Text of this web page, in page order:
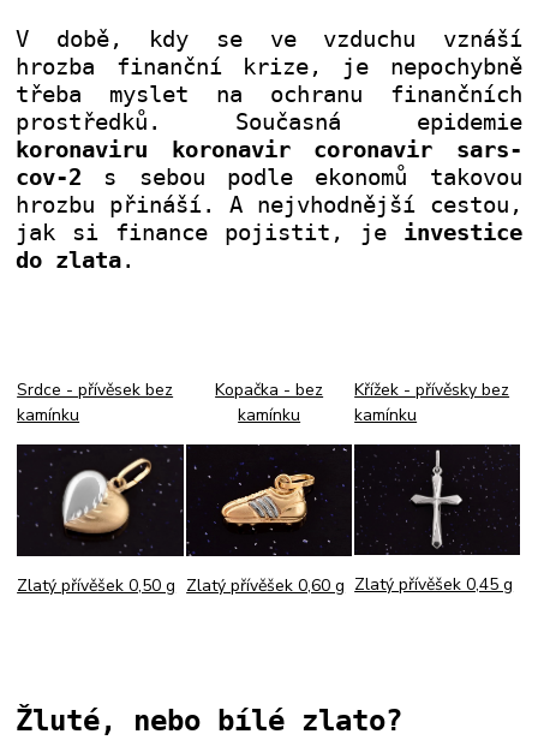
přívěšky pro pány
přívěšky pro hochy
přívěšek pro kluka
přívěšek-kamínek
náramky zlatý řetízek přívěsky fotbal
V době, kdy se ve vzduchu vznáší
hrozba finanční krize, je nepochybně
třeba myslet na ochranu finančních
prostředků. Současná epidemie
koronaviru koronavir coronavir sars-
cov-2 s sebou podle ekonomů takovou
hrozbu přináší. A nejvhodnější cestou,
jak si finance pojistit, je investice
do zlata.
Srdce - přívěsek bez
kamínku
Zlatý přívěšek 0,50 g
Kopačka - bez
kamínku
Zlatý přívěšek 0,60 g
Křížek - přívěsky bez
kamínku
Zlatý přívěšek 0,45 g
Žluté, nebo bílé zlato?